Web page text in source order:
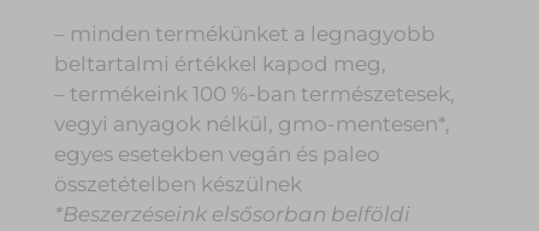
– minden termékünket a legnagyobb
beltartalmi értékkel kapod meg,
– termékeink 100 %-ban természetesek,
vegyi anyagok nélkül, gmo-mentesen*,
egyes esetekben vegán és paleo
összetételben készülnek
*Beszerzéseink elsősorban belföldi